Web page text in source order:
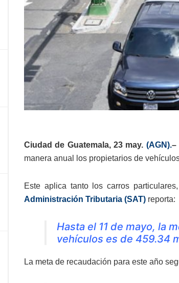
Ciudad de Guatemala, 23 may. (AGN).–
manera anual los propietarios de
Este aplica tanto los carros
Administración Tributaria (SAT) reporta:
Hasta el 11 de mayo, la
vehículos es de 459.34
La meta de recaudación para este año